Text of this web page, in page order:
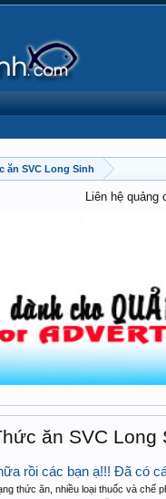
ăn SVC Long Sinh
Liên hệ quảng
ăn SVC Long
rồi các bạn ạ!!! Đã có
thức ăn, nhiều loại thuốc và chế